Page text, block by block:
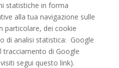
statistiche in forma
alla tua navigazione sulle
particolare, dei cookie
di analisi statistica: Google
tracciamento di Google
segui questo link).